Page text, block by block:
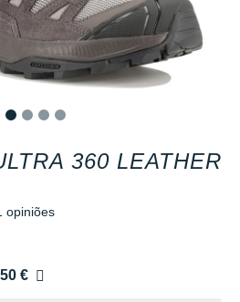
360 LEATHER
opiniões
€